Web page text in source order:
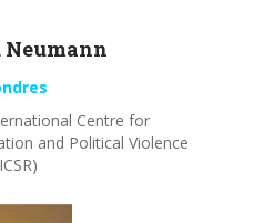
Neumann
Centre for
and Political Violence